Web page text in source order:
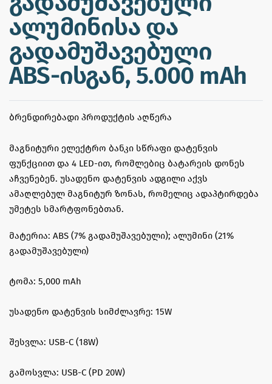
ალუმინისა და
გადამუშავებული
ABS-ისგან, 5.000 mAh
ᲑᲠᲔᲜᲓᲘᲠᲔᲑᲐᲓᲘ ᲞᲠᲝᲓᲣᲥᲢᲘᲡ ᲐᲦᲬᲔᲠᲐ
მაგნიტური ელექტრო ბანკი სწრაფი დატენვის
ფუნქციით და 4 LED-ით, რომლებიც ბატარეის დონეს
აჩვენებენ. უსადენო დატენვის ადგილი აქვს
ამაღლებულ მაგნიტურ ზონას, რომელიც ადაპტირდება
უმეტეს სმარტფონებთან.
მატერია: ABS (7% გადამუშავებული); ალუმინი (21%
გადამუშავებული)
ტომა: 5,000 mAh
უსადენო დატენვის სიმძლავრე: 15W
შესვლა: USB-C (18W)
გამოსვლა: USB-C (PD 20W)